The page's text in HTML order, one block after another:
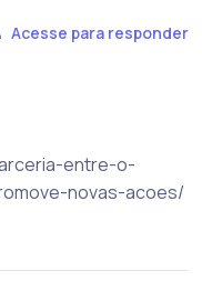
Acesse para responder
entre-o-
novas-acoes/